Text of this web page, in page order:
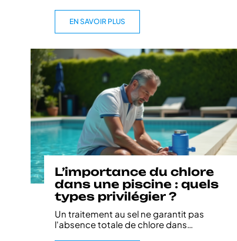
EN SAVOIR PLUS
L’importance du chlore
dans une piscine : quels
types privilégier ?
Un traitement au sel ne garantit pas
l'absence totale de chlore dans…